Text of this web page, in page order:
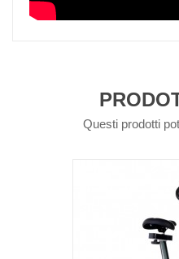
Questi prodotti